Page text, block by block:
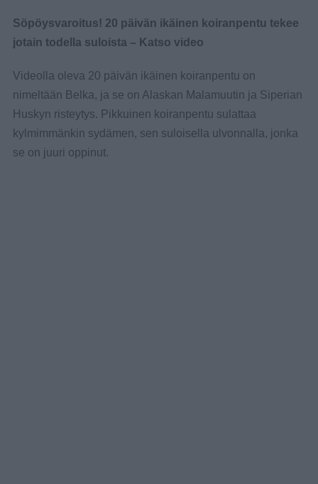
Söpöysvaroitus! 20 päivän ikäinen koiranpentu tekee
jotain todella suloista – Katso video
Videolla oleva 20 päivän ikäinen koiranpentu on
nimeltään Belka, ja se on Alaskan Malamuutin ja Siperian
Huskyn risteytys. Pikkuinen koiranpentu sulattaa
kylmimmänkin sydämen, sen suloisella ulvonnalla, jonka
se on juuri oppinut.